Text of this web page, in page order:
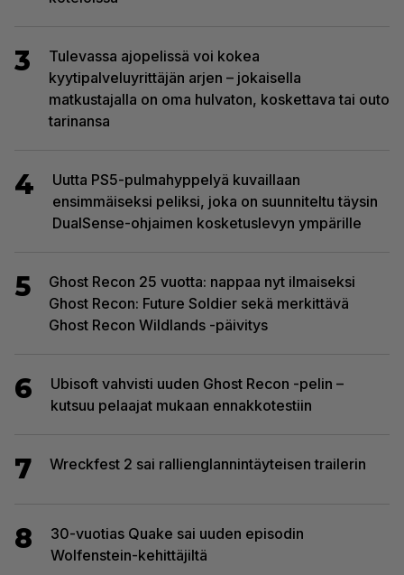
3
Tulevassa ajopelissä voi kokea
kyytipalveluyrittäjän arjen – jokaisella
matkustajalla on oma hulvaton, koskettava tai outo
tarinansa
4
Uutta PS5-pulmahyppelyä kuvaillaan
ensimmäiseksi peliksi, joka on suunniteltu täysin
DualSense-ohjaimen kosketuslevyn ympärille
5
Ghost Recon 25 vuotta: nappaa nyt ilmaiseksi
Ghost Recon: Future Soldier sekä merkittävä
Ghost Recon Wildlands -päivitys
6
Ubisoft vahvisti uuden Ghost Recon -pelin –
kutsuu pelaajat mukaan ennakkotestiin
7 Wreckfest 2 sai rallienglannintäyteisen trailerin
8
30-vuotias Quake sai uuden episodin
Wolfenstein-kehittäjiltä